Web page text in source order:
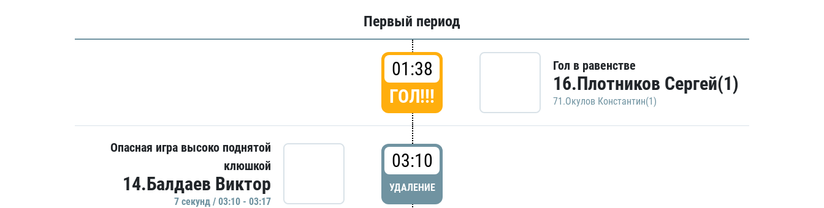
Первый период
01:38
ГОЛ!!!
Гол в равенстве
16.Плотников Сергей(1)
71.Окулов Константин(1)
Опасная игра высоко поднятой
клюшкой
14.Балдаев Виктор
7 секунд / 03:10 - 03:17
03:10
УДАЛЕНИЕ